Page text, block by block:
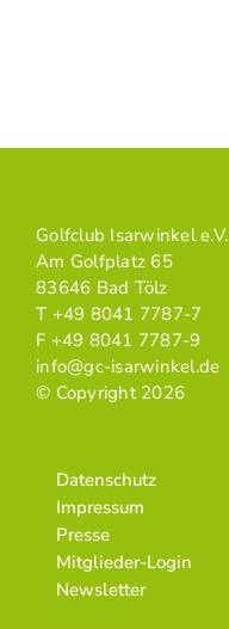
Golfclub Isarwinkel e.V.
Am Golfplatz 65
83646 Bad Tölz
T +49 8041 7787-7
F +49 8041 7787-9
info@gc-isarwinkel.de
© Copyright 2026
Datenschutz
Impressum
Presse
Mitglieder-Login
Newsletter